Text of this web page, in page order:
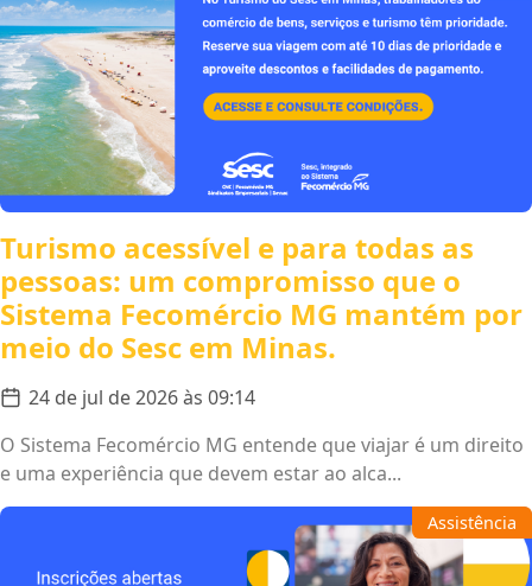
Turismo acessível e para todas as
pessoas: um compromisso que o
Sistema Fecomércio MG mantém por
meio do Sesc em Minas.
24 de jul de 2026 às 09:14
O Sistema Fecomércio MG entende que viajar é um direito
e uma experiência que devem estar ao alca...
Assistência